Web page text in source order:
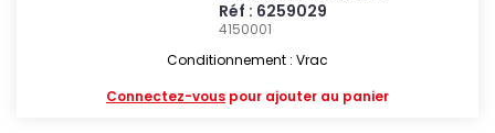
Réf : 6259029
4150001
Conditionnement : Vrac
Connectez-vous pour ajouter au panier